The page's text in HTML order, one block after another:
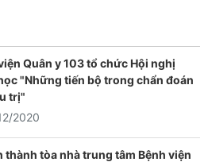
Quân y 103 tổ chức Hội nghị
"Những tiến bộ trong chẩn đoán
trị"
2020
thành tòa nhà trung tâm Bệnh viện